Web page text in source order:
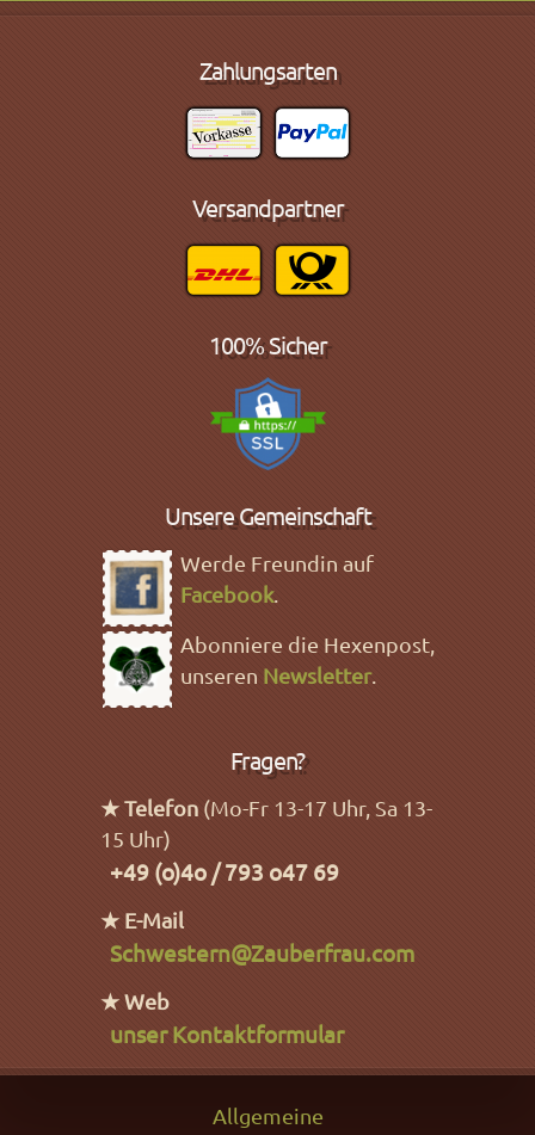
Zahlungsarten
Versandpartner
100% Sicher
Unsere Gemeinschaft
Werde Freundin auf
Facebook.
Abonniere die Hexenpost,
unseren Newsletter.
Fragen?
★ Telefon (Mo-Fr 13-17 Uhr, Sa 13-
15 Uhr)
+49 (o)4o / 793 o47 69
★ E-Mail
Schwestern@Zauberfrau.com
★ Web
unser Kontaktformular
Allgemeine